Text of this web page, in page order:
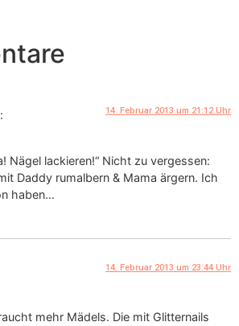
14. Februar 2013 um 21:12 Uhr
Nägel lackieren!“ Nicht zu vergessen:
Daddy rumalbern & Mama ärgern. Ich
haben…
14. Februar 2013 um 23:44 Uhr
mehr Mädels. Die mit Glitternails